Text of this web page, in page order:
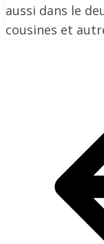
aussi dans le
cousines et